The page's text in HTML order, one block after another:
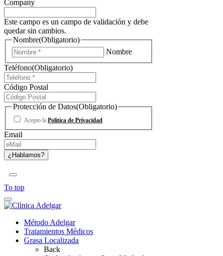
Company
Este campo es un campo de validación y debe
quedar sin cambios.
Nombre(Obligatorio)
Nombre
Teléfono(Obligatorio)
Código Postal
Protección de Datos(Obligatorio)
Acepto la Política de Privacidad
Email
To top
Método Adelgar
Tratamientos Médicos
Grasa Localizada
Back